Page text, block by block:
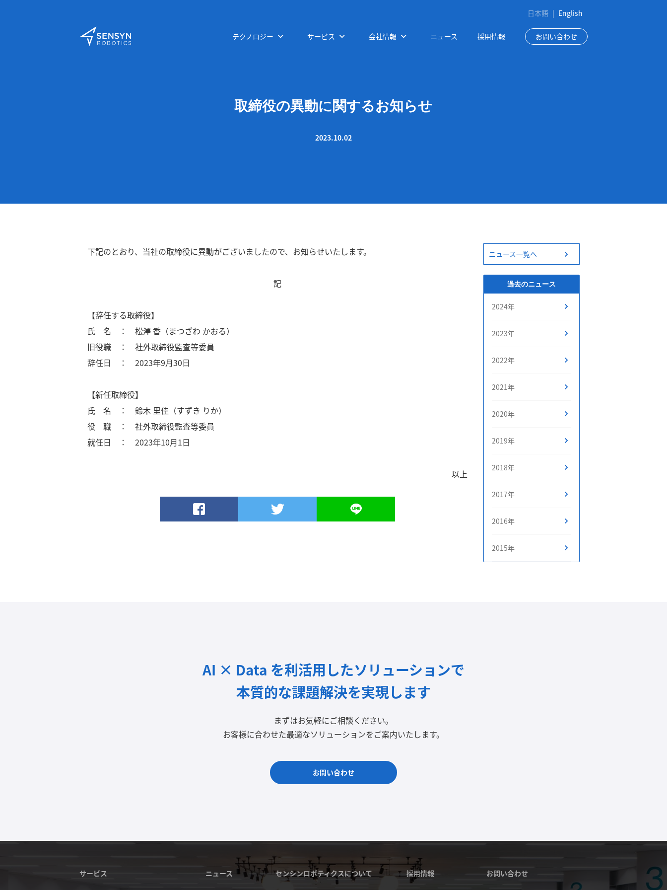
日本語 | English
テクノロジー サービス 会社情報 ニュース 採用情報 お問い合わせ
取締役の異動に関するお知らせ
2023.10.02
下記のとおり、当社の取締役に異動がございましたので、お知らせいたします。
記
【辞任する取締役】
氏 名 ： 松澤 香（まつざわ かおる）
旧役職 ： 社外取締役監査等委員
辞任日 ： 2023年9月30日
【新任取締役】
氏 名 ： 鈴木 里佳（すずき りか）
役 職 ： 社外取締役監査等委員
就任日 ： 2023年10月1日
以上
ニュース一覧へ
過去のニュース
2024年
2023年
2022年
2021年
2020年
2019年
2018年
2017年
2016年
2015年
AI × Data を利活用したソリューションで
本質的な課題解決を実現します
まずはお気軽にご相談ください。
お客様に合わせた最適なソリューションをご案内いたします。
お問い合わせ
サービス ニュース センシンロボティクスについて 採用情報 お問い合わせ